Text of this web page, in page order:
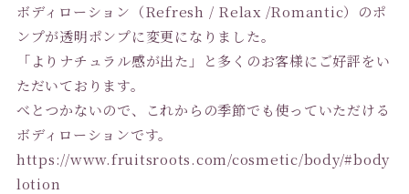
ボディローション（Refresh / Relax /Romantic）のポ
ンプが透明ポンプに変更になりました。
「よりナチュラル感が出た」と多くのお客様にご好評をい
ただいております。
べとつかないので、これからの季節でも使っていただける
ボディローションです。
https://www.fruitsroots.com/cosmetic/body/#body
lotion